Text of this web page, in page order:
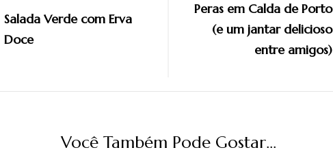
Salada Verde com Erva
Doce
Peras em Calda de Porto
(e um jantar delicioso
entre amigos)
Você Também Pode Gostar...